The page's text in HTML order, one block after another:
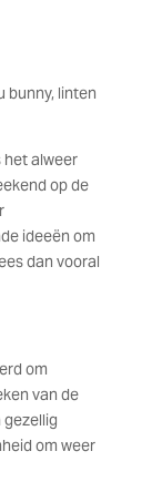
het alweer
op de
ideeën om
dan vooral
om
van de
gezellig
om weer